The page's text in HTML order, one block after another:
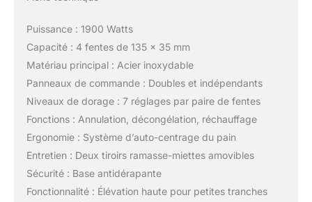
Puissance : 1900 Watts
Capacité : 4 fentes de 135 x 35 mm
Matériau principal : Acier inoxydable
Panneaux de commande : Doubles et indépendants
Niveaux de dorage : 7 réglages par paire de fentes
Fonctions : Annulation, décongélation, réchauffage
Ergonomie : Système d’auto-centrage du pain
Entretien : Deux tiroirs ramasse-miettes amovibles
Sécurité : Base antidérapante
Fonctionnalité : Élévation haute pour petites tranches